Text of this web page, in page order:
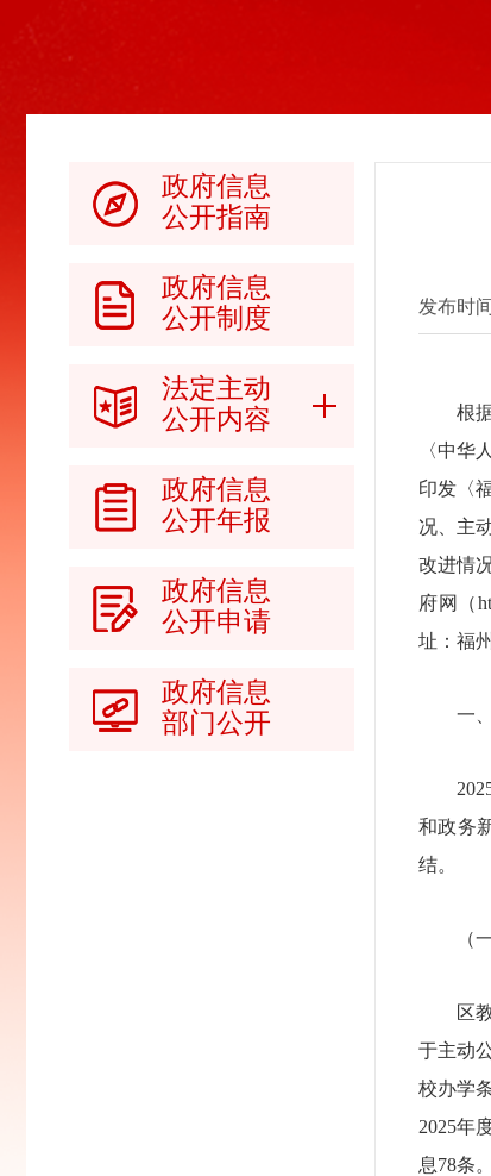
政府信息
公开指南
政府信息
公开制度
法定主动
公开内容
政府信息
公开年报
政府信息
公开申请
政府信息
部门公开
发布时
根
〈中华
印发〈
况、主
改进情
府网（
址：福
一
和政务
结。
（
区
于主动
校办学
2025年
息78条。